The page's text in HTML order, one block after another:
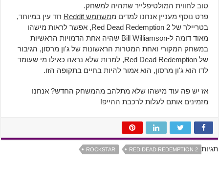
טוב לחווית המולטיפלייר שתהיה למשחק.
פרט נוסף מעניין אנחנו למדים ממשתמש Reddit
חד עין במיוחד,
בטריילר של Red Dead Redemption 2, אפשר לראות מישהו
מאוד דומה ל-Bill Williamson שהיה אחת הדמויות הראשיות
במשחק המקורי ואחת המטרות הראשונות של ג'ון מרסון, הגיבור
של Red Dead Redemption, למרות שלא נראה כאילו מי שעומד
לדו הוא ג'ון מרסון, הוא אמור להיות בחיים בתקופה הזו.
אז יש פה עוד מישהו שלא מתלהב מהמשחק החדש? אנחנו
מזמינים אותם לעלות לרכבת ההייפ!
תגיות RED DEAD REDEMPTION 2
ROCKSTAR